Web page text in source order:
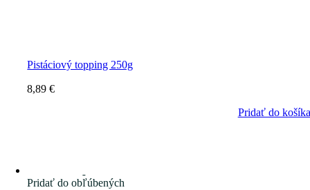
Pistáciový topping 250g
8,89€
Pridať do košíka
Pridať do obľúbených